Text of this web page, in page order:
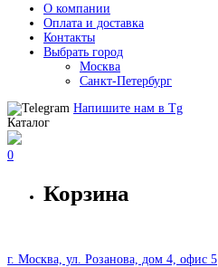
О компании
Оплата и доставка
Контакты
Выбрать город
Москва
Санкт-Петербург
Напишите нам в Tg
Каталог
0
Корзина
г. Москва, ул. Розанова, дом 4, офис 5